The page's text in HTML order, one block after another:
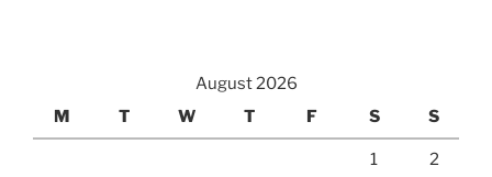
August 2026
M
T W T F S S
1 2